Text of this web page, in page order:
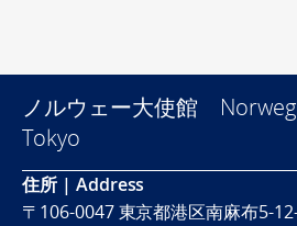
ノルウェー大使館
Tokyo
住所 | Address
〒106-0047 東京都港区南麻布5-